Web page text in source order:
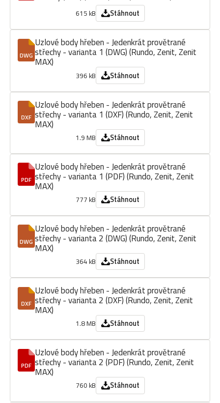
615 kB Stáhnout
DWG
Uzlové body hřeben - Jedenkrát provětrané
střechy - varianta 1 (DWG) (Rundo, Zenit, Zenit
MAX)
396 kB Stáhnout
DXF
Uzlové body hřeben - Jedenkrát provětrané
střechy - varianta 1 (DXF) (Rundo, Zenit, Zenit
MAX)
1.9 MB Stáhnout
PDF
Uzlové body hřeben - Jedenkrát provětrané
střechy - varianta 1 (PDF) (Rundo, Zenit, Zenit
MAX)
777 kB Stáhnout
DWG
Uzlové body hřeben - Jedenkrát provětrané
střechy - varianta 2 (DWG) (Rundo, Zenit, Zenit
MAX)
364 kB Stáhnout
DXF
Uzlové body hřeben - Jedenkrát provětrané
střechy - varianta 2 (DXF) (Rundo, Zenit, Zenit
MAX)
1.8 MB Stáhnout
PDF
Uzlové body hřeben - Jedenkrát provětrané
střechy - varianta 2 (PDF) (Rundo, Zenit, Zenit
MAX)
760 kB Stáhnout